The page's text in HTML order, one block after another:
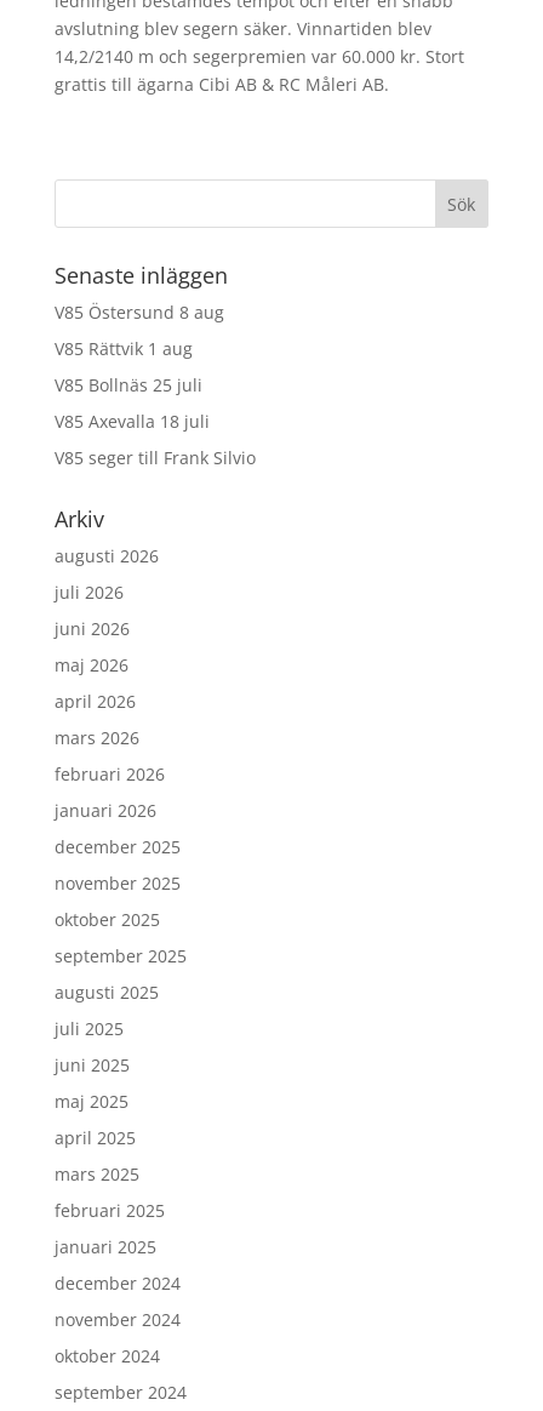
avslutning blev segern säker. Vinnartiden blev
14,2/2140 m och segerpremien var 60.000 kr. Stort
grattis till ägarna Cibi AB & RC Måleri AB.
Senaste inläggen
V85 Östersund 8 aug
V85 Rättvik 1 aug
V85 Bollnäs 25 juli
V85 Axevalla 18 juli
V85 seger till Frank Silvio
Arkiv
augusti 2026
juli 2026
juni 2026
maj 2026
april 2026
mars 2026
februari 2026
januari 2026
december 2025
november 2025
oktober 2025
september 2025
augusti 2025
juli 2025
juni 2025
maj 2025
april 2025
mars 2025
februari 2025
januari 2025
december 2024
november 2024
oktober 2024
september 2024